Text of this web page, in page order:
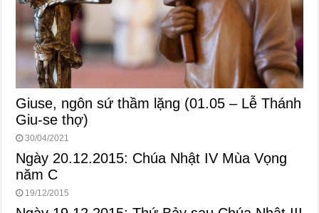
Giuse, ngôn sứ thầm lặng (01.05 – Lễ Thánh
Giu-se thợ)
30/04/2021
Ngày 20.12.2015: Chúa Nhật IV Mùa Vọng
năm C
19/12/2015